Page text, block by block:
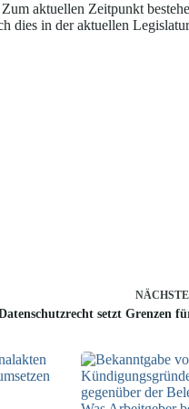
aktuellen Zeitpunkt
dies in der aktuellen
setzt Grenzen